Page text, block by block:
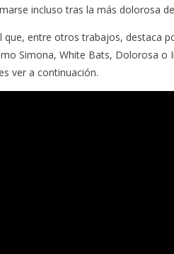
incluso tras la más dolorosa
entre otros trabajos, destaca
Simona, White Bats, Dolorosa o
ver a continuación.